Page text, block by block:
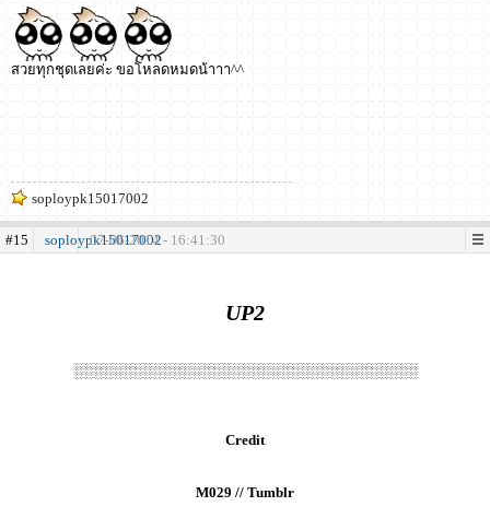
สวยทุกชุดเลยค่ะ ขอโหลดหมดน้าาา^^
soploypk15017002
#15 soploypk15017002
07-06-2014 - 16:41:30
UP2
░░░░░░░░░░░░░░░░░░░░░░░░░░░░░░░░░░░
Credit
M029 // Tumblr